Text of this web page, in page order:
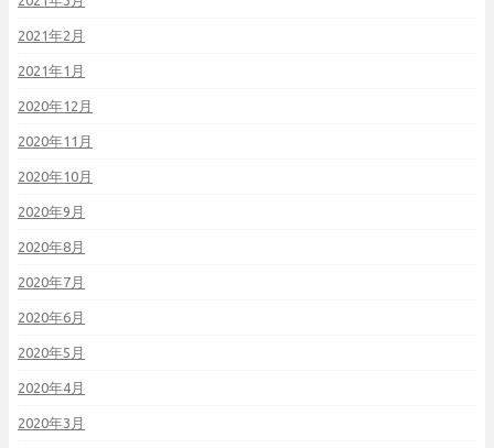
2021年2月
2021年1月
2020年12月
2020年11月
2020年10月
2020年9月
2020年8月
2020年7月
2020年6月
2020年5月
2020年4月
2020年3月